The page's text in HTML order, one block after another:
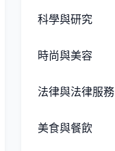
科學與研究
時尚與美容
法律與法律服務
美食與餐飲